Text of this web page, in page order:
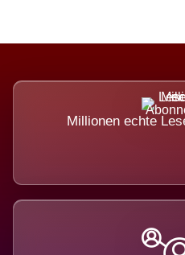
Millionen echte